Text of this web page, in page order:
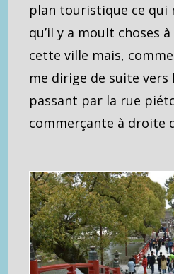
plan touristique ce qui
qu’il y a moult choses
cette ville mais,
me dirige de suite vers
passant par la rue
commerçante à droite